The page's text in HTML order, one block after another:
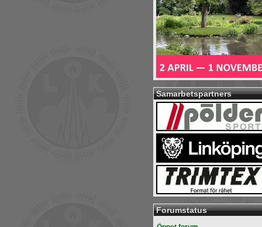
Samarbetspartners
Forumstatus